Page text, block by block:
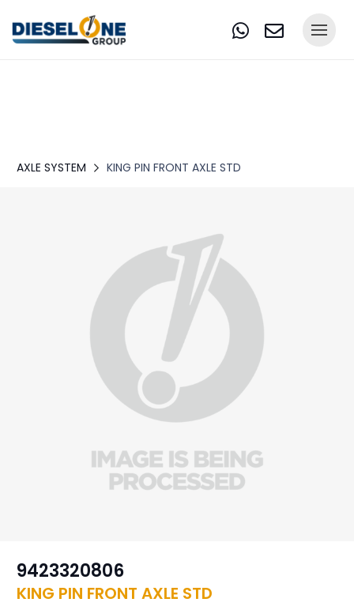
AXLE SYSTEM KING PIN FRONT AXLE STD
9423320806
KING PIN FRONT AXLE STD